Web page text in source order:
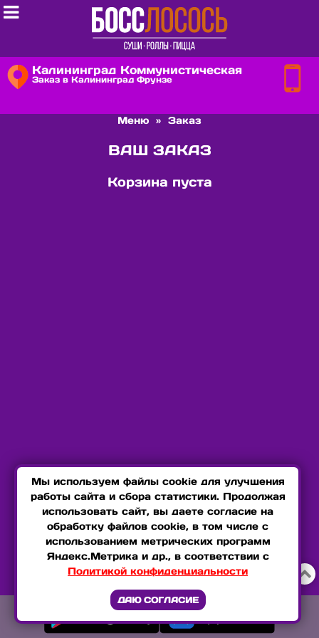
Калининград Коммунистическая
Заказ в Калининград Фрунзе

Меню » Заказ
ВАШ ЗАКАЗ
Корзина пуста
Мы используем файлы cookie для улучшения
работы сайта и сбора статистики. Продолжая
использовать сайт, вы даете согласие на
обработку файлов cookie, в том числе с
использованием метрических программ
Яндекс.Метрика и др., в соответствии с
Политикой конфиденциальности
ДАЮ СОГЛАСИЕ
